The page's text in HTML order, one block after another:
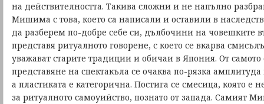
на действителността. Такива сложни и не напълно
Мишима с това, което са написали и оставили в
да разберем по-добре себе си, дълбочини на човешките
представя ритуалното говорене, с което се вкарва
уважават старите традиции и обичаи в Япония. От
представяне на спектакъла се очаква по-рязка
а пластиката е категорична. Постига се смесица, която е
за ритуалното самоуийство, познато от запада. Самият